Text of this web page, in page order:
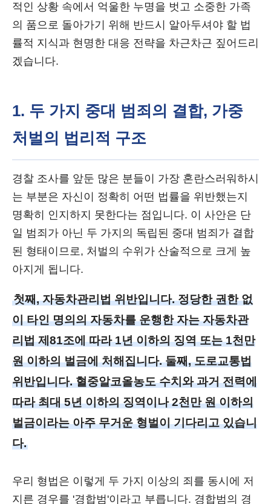
적인 상황 속에서 억울한 누명을 벗고 소중한 가족
의 품으로 돌아가기 위해 반드시 알아두셔야 할 법
률적 지식과 현명한 대응 전략을 차근차근 짚어드리
겠습니다.
1. 두 가지 중대 범죄의 결합, 가중
처벌의 법리적 구조
경찰 조사를 앞둔 많은 분들이 가장 혼란스러워하시
는 부분은 자신이 정확히 어떤 법률을 위반했는지
명확히 인지하지 못한다는 점입니다. 이 사안은 단
일 범죄가 아닌 두 가지의 독립된 중대 범죄가 결합
된 형태이므로, 처벌의 수위가 산술적으로 크게 높
아지게 됩니다.
첫째, 자동차관리법 위반입니다. 정당한 권한 없
이 타인 명의의 자동차를 운행한 자는 자동차관
리법 제81조에 따라 1년 이하의 징역 또는 1천만
원 이하의 벌금에 처해집니다. 둘째, 도로교통법
위반입니다. 혈중알코올농도 수치와 과거 전력에
따라 최대 5년 이하의 징역이나 2천만 원 이하의
벌금이라는 아주 무거운 형벌이 기다리고 있습니
다.
우리 형법은 이렇게 두 가지 이상의 죄를 동시에 저
지른 경우를 '경합범'이라고 부릅니다. 경합범의 경